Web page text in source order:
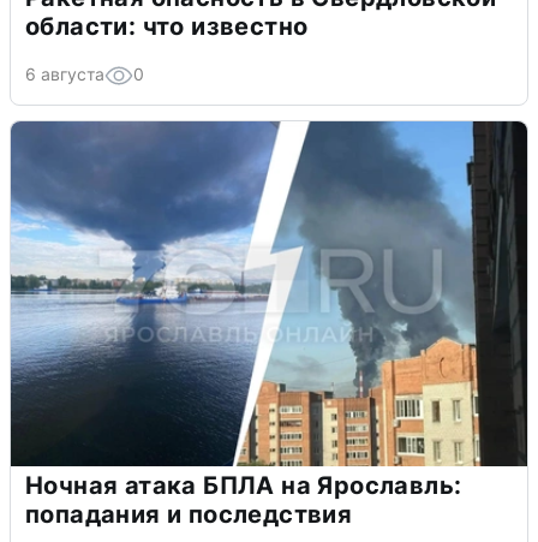
области: что известно
6 августа 0
Ночная атака БПЛА на Ярославль:
попадания и последствия